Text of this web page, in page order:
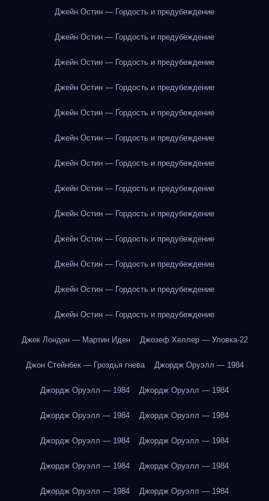
Джейн Остин — Гордость и предубеждение
Джейн Остин — Гордость и предубеждение
Джейн Остин — Гордость и предубеждение
Джейн Остин — Гордость и предубеждение
Джейн Остин — Гордость и предубеждение
Джейн Остин — Гордость и предубеждение
Джейн Остин — Гордость и предубеждение
Джейн Остин — Гордость и предубеждение
Джейн Остин — Гордость и предубеждение
Джейн Остин — Гордость и предубеждение
Джейн Остин — Гордость и предубеждение
Джейн Остин — Гордость и предубеждение
Джейн Остин — Гордость и предубеждение
Джек Лондон — Мартин Иден Джозеф Хеллер — Уловка-22
Джон Стейнбек — Гроздья гнева Джордж Оруэлл — 1984
Джордж Оруэлл — 1984 Джордж Оруэлл — 1984
Джордж Оруэлл — 1984 Джордж Оруэлл — 1984
Джордж Оруэлл — 1984 Джордж Оруэлл — 1984
Джордж Оруэлл — 1984 Джордж Оруэлл — 1984
Джордж Оруэлл — 1984 Джордж Оруэлл — 1984